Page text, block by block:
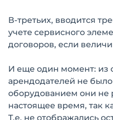
В-третьих, вводится
учете сервисного
договоров, если
И еще один момент: из
арендодателей не
оборудованием они не
настоящее время, так
Т.е. не отображались